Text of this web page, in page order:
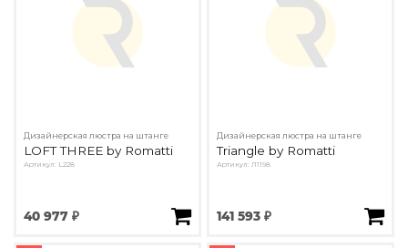
Дизайнерская люстра на штанге
LOFT THREE by Romatti
Артикул: L228
40 977 ₽
Дизайнерская люстра на штанге
Triangle by Romatti
Артикул: Л1198
141 593 ₽